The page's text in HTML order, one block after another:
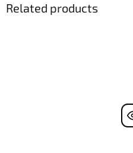
Related products